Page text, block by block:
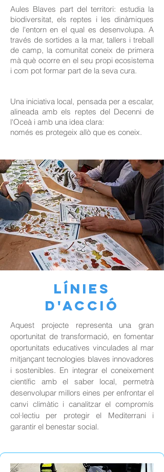
Aules Blaves part del territori: estudia la
biodiversitat, els reptes i les dinàmiques
de l'entorn en el qual es desenvolupa. A
través de sortides a la mar, tallers i treball
de camp, la comunitat coneix de primera
mà què ocorre en el seu propi ecosistema
i com pot formar part de la seva cura.
Una iniciativa local, pensada per a escalar,
alineada amb els reptes del Decenni de
l'Oceà i amb una idea clara:
només es protegeix allò que es coneix.​
línies
d'acció
Aquest projecte representa una gran
oportunitat de transformació, en fomentar
oportunitats educatives vinculades al mar
mitjançant tecnologies blaves innovadores
i sostenibles. En integrar el coneixement
científic amb el saber local, permetrà
desenvolupar millors eines per enfrontar el
canvi climàtic i canalitzar el compromís
col·lectiu per protegir el Mediterrani i
garantir el benestar social.